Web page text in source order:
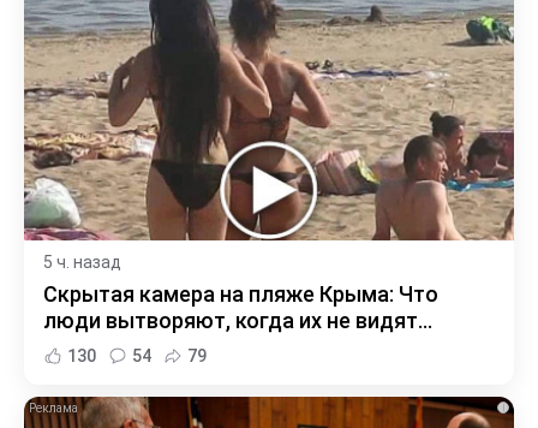
5 ч. назад
Скрытая камера на пляже Крыма: Что
люди вытворяют, когда их не видят...
130 54 79
i